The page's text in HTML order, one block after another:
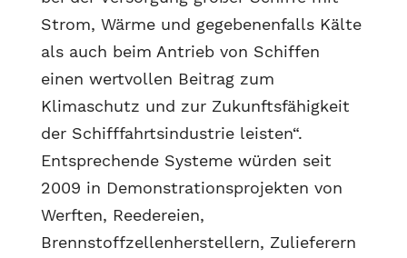
Strom, Wärme und gegebenenfalls Kälte
als auch beim Antrieb von Schiffen
einen wertvollen Beitrag zum
Klimaschutz und zur Zukunftsfähigkeit
der Schifffahrtsindustrie leisten“.
Entsprechende Systeme würden seit
2009 in Demonstrationsprojekten von
Werften, Reedereien,
Brennstoffzellenherstellern, Zulieferern